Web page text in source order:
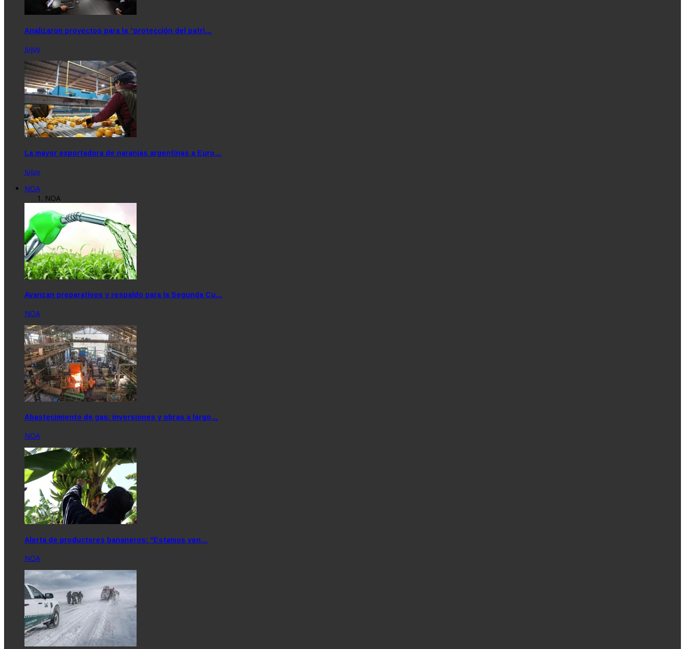
Analizaron proyectos para la “protección del patri…
Jujuy
La mayor exportadora de naranjas argentinas a Euro…
Jujuy
NOA
NOA
Avanzan preparativos y respaldo para la Segunda Cu…
NOA
Abastecimiento de gas: inversiones y obras a largo…
NOA
Alerta de productores bananeros: "Estamos yen…
NOA